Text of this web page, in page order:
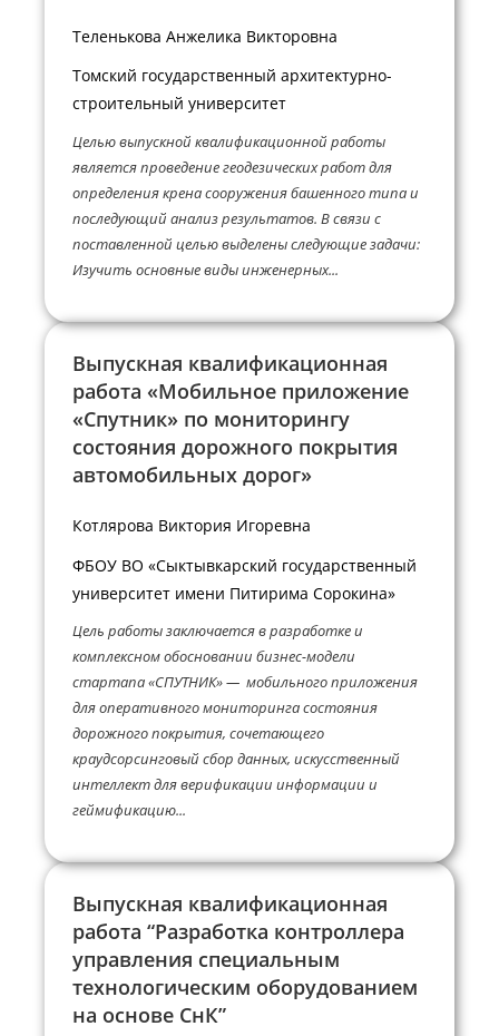
Теленькова Анжелика Викторовна
Томский государственный архитектурно-
строительный университет
Целью выпускной квалификационной работы
является проведение геодезических работ для
определения крена сооружения башенного типа и
последующий анализ результатов. В связи с
поставленной целью выделены следующие задачи:
Изучить основные виды инженерных...
Выпускная квалификационная
работа «Мобильное приложение
«Спутник» по мониторингу
состояния дорожного покрытия
автомобильных дорог»
Котлярова Виктория Игоревна
ФБОУ ВО «Сыктывкарский государственный
университет имени Питирима Сорокина»
Цель работы заключается в разработке и
комплексном обосновании бизнес-модели
стартапа «СПУТНИК» — мобильного приложения
для оперативного мониторинга состояния
дорожного покрытия, сочетающего
краудсорсинговый сбор данных, искусственный
интеллект для верификации информации и
геймификацию...
Выпускная квалификационная
работа “Разработка контроллера
управления специальным
технологическим оборудованием
на основе СнК”